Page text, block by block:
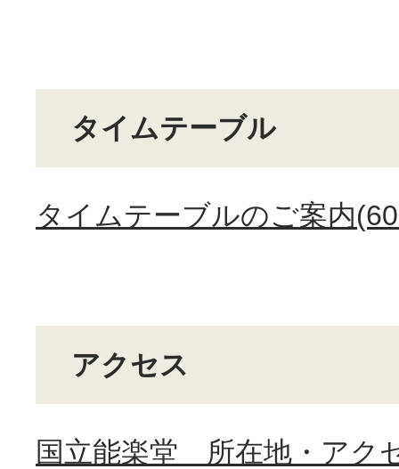
タイムテーブル
タイムテーブルのご案内
アクセス
国立能楽堂 所在地・アク